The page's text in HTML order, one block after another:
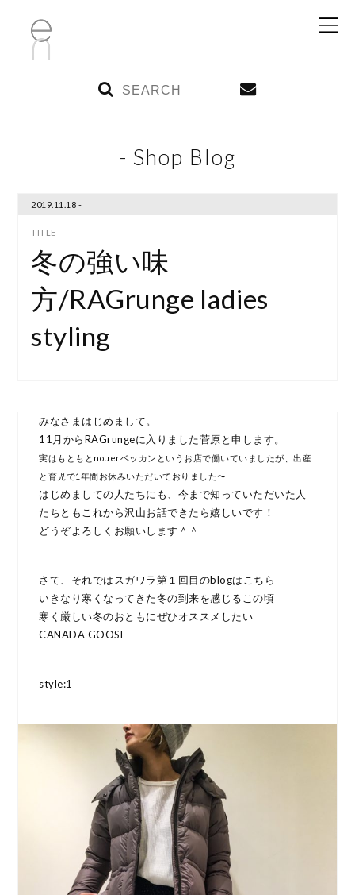
- Shop Blog
2019.11.18 -
冬の強い味
方/RAGrunge ladies
styling
みなさまはじめまして。
11月からRAGrungeに入りました菅原と申します。
実はもともとnouerベッカンというお店で働いていましたが、出産
と育児で1年間お休みいただいておりました〜
はじめましての人たちにも、今まで知っていただいた人
たちともこれから沢山お話できたら嬉しいです！
どうぞよろしくお願いします＾＾
さて、それではスガワラ第１回目のblogはこちら
いきなり寒くなってきた冬の到来を感じるこの頃
寒く厳しい冬のおともにぜひオススメしたい
CANADA GOOSE
style:1